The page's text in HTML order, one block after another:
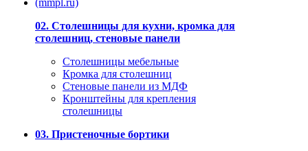
02. Столешницы для кухни, кромка для
столешниц, стеновые панели
Столешницы мебельные
Кромка для столешниц
Стеновые панели из МДФ
Кронштейны для крепления
столешницы
03. Пристеночные бортики